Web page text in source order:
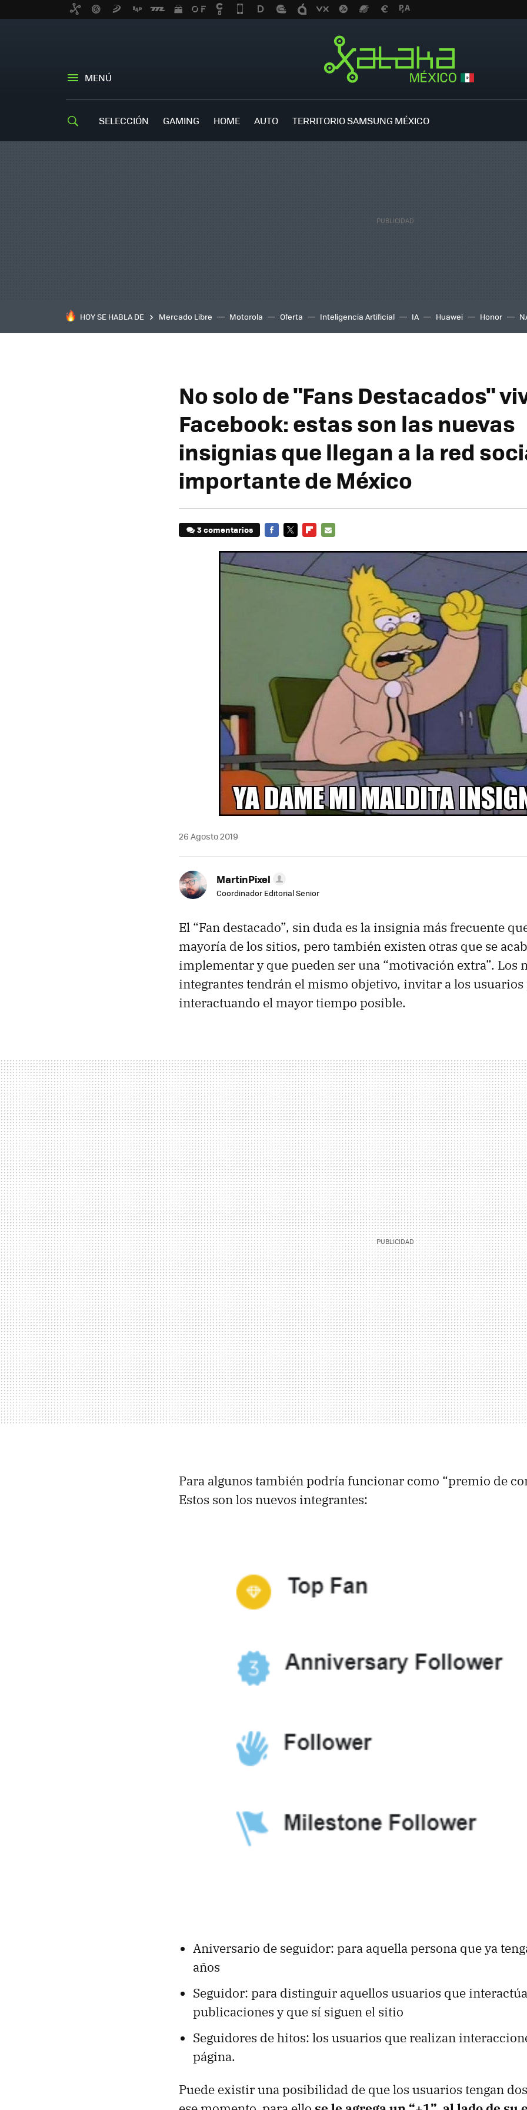
MENÚ
SELECCIÓN GAMING HOME AUTO TERRITORIO SAMSUNG MÉXICO
HOY SE HABLA DE Mercado Libre Motorola Oferta Inteligencia Artificial IA Huawei Honor
No solo de "Fans Destacados"
Facebook: estas son las nuevas
insignias que llegan a la red
importante de México
3 comentarios
MAIL
26 Agosto 2019
MartinPixel
Coordinador Editorial Senior
El “Fan destacado”, sin duda es la insignia más frecuente
mayoría de los sitios, pero también existen otras que se
implementar y que pueden ser una “motivación extra”. Los
integrantes tendrán el mismo objetivo, invitar a los usuarios
interactuando el mayor tiempo posible.
Para algunos también podría funcionar como “premio de
Estos son los nuevos integrantes:
Aniversario de seguidor: para aquella persona que ya
años
Seguidor: para distinguir aquellos usuarios que
publicaciones y que sí siguen el sitio
Seguidores de hitos: los usuarios que realizan
página.
Puede existir una posibilidad de que los usuarios tengan